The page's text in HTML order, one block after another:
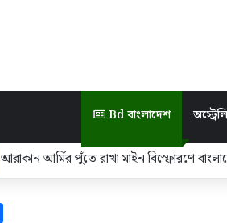
Bd বাংলাদেশ
আরাকান আর্মির পুঁতে রাখা মাইন বিস্ফোরণে